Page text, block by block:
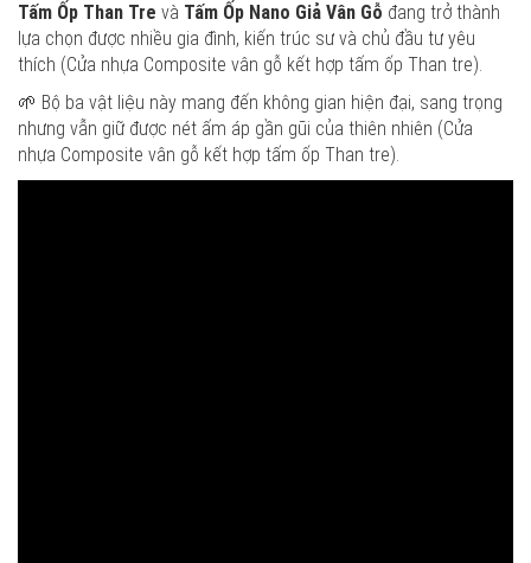
Tấm Ốp Than Tre và Tấm Ốp Nano Giả Vân Gỗ đang trở thành
lựa chọn được nhiều gia đình, kiến trúc sư và chủ đầu tư yêu
thích (Cửa nhựa Composite vân gỗ kết hợp tấm ốp Than tre).
🌱 Bộ ba vật liệu này mang đến không gian hiện đại, sang trọng
nhưng vẫn giữ được nét ấm áp gần gũi của thiên nhiên (Cửa
nhựa Composite vân gỗ kết hợp tấm ốp Than tre).